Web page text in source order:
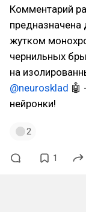
Комментарий
жутком
чернильных
на
@neurosklad 🤖
нейронки!
2
1